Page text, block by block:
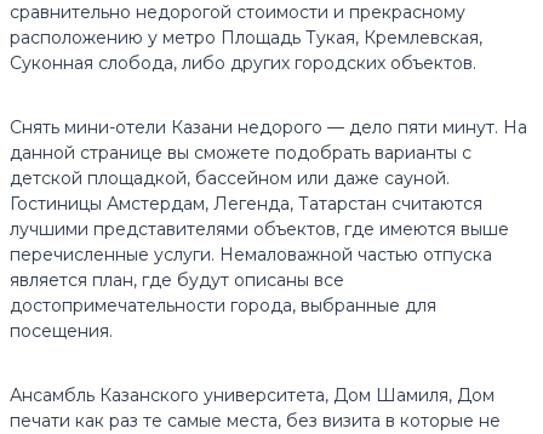
сравнительно недорогой стоимости и прекрасному
расположению у метро Площадь Тукая, Кремлевская,
Суконная слобода, либо других городских объектов.
Снять мини-отели Казани недорого — дело пяти минут. На
данной странице вы сможете подобрать варианты с
детской площадкой, бассейном или даже сауной.
Гостиницы Амстердам, Легенда, Татарстан считаются
лучшими представителями объектов, где имеются выше
перечисленные услуги. Немаловажной частью отпуска
является план, где будут описаны все
достопримечательности города, выбранные для
посещения.
Ансамбль Казанского университета, Дом Шамиля, Дом
печати как раз те самые места, без визита в которые не